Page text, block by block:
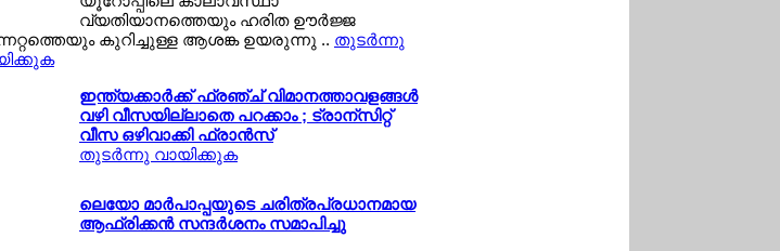
വ്യതിയാനത്തെയും ഹരിത ഊര്‍ജ്ജ
കുറിച്ചുള്ള ആശങ്ക ഉയരുന്നു .. തുടര്‍ന്നു
ഇന്ത്യക്കാര്‍ക്ക് ഫ്രഞ്ച് വിമാനത്താവളങ്ങള്‍
വഴി വീസയില്ലാതെ പറക്കാം ; ട്രാന്സിറ്റ്
വീസ ഒഴിവാക്കി ഫ്രാന്‍സ്
തുടര്‍ന്നു വായിക്കുക
ലെയോ മാര്‍പാപ്പയുടെ ചരിത്രപ്രധാനമായ
ആഫ്രിക്കന്‍ സന്ദര്‍ശനം സമാപിച്ചു